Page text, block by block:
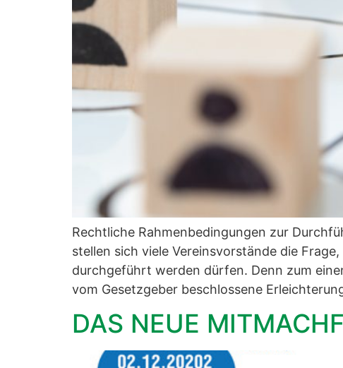
Rechtliche Rahmenbedingungen zur
stellen sich viele Vereinsvorstände die
durchgeführt werden dürfen. Denn zum
vom Gesetzgeber beschlossene
DAS NEUE